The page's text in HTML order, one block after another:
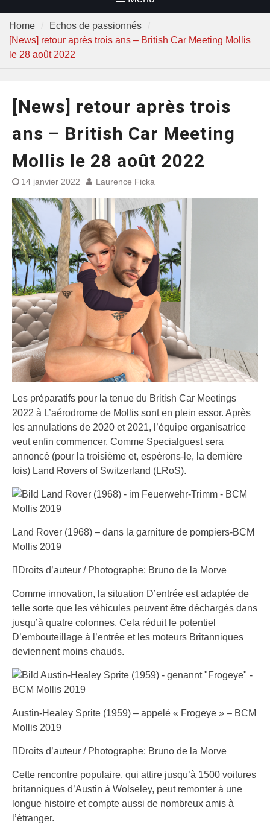
Home
Echos de passionnés
[News] retour après trois ans – British Car Meeting Mollis
le 28 août 2022
[News] retour après trois
ans – British Car Meeting
Mollis le 28 août 2022
14 janvier 2022 Laurence Ficka
Les préparatifs pour la tenue du British Car Meetings
2022 à L’aérodrome de Mollis sont en plein essor. Après
les annulations de 2020 et 2021, l’équipe organisatrice
veut enfin commencer. Comme Specialguest sera
annoncé (pour la troisième et, espérons-le, la dernière
fois) Land Rovers of Switzerland (LRoS).
Land Rover (1968) – dans la garniture de pompiers-BCM
Mollis 2019
Droits d’auteur / Photographe: Bruno de la Morve
Comme innovation, la situation D’entrée est adaptée de
telle sorte que les véhicules peuvent être déchargés dans
jusqu’à quatre colonnes. Cela réduit le potentiel
D’embouteillage à l’entrée et les moteurs Britanniques
deviennent moins chauds.
Austin-Healey Sprite (1959) – appelé « Frogeye » – BCM
Mollis 2019
Droits d’auteur / Photographe: Bruno de la Morve
Cette rencontre populaire, qui attire jusqu’à 1500 voitures
britanniques d’Austin à Wolseley, peut remonter à une
longue histoire et compte aussi de nombreux amis à
l’étranger.